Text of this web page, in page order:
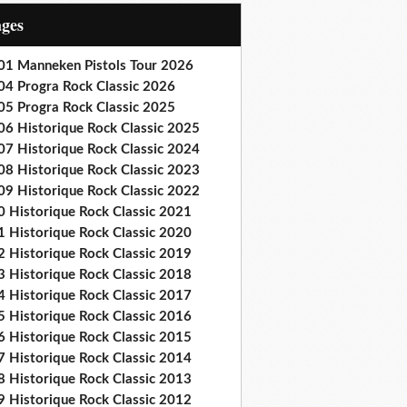
Manneken Pistols Tour 2026
Progra Rock Classic 2026
Progra Rock Classic 2025
Historique Rock Classic 2025
Historique Rock Classic 2024
Historique Rock Classic 2023
Historique Rock Classic 2022
Historique Rock Classic 2021
Historique Rock Classic 2020
Historique Rock Classic 2019
Historique Rock Classic 2018
Historique Rock Classic 2017
Historique Rock Classic 2016
Historique Rock Classic 2015
Historique Rock Classic 2014
Historique Rock Classic 2013
Historique Rock Classic 2012